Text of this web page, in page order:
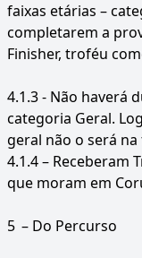
faixas etárias –
completarem a
Finisher, troféu
4.1.3 - Não haverá
categoria Geral.
geral não o será na
4.1.4 – Receberam
que moram em
5 – Do Percurso